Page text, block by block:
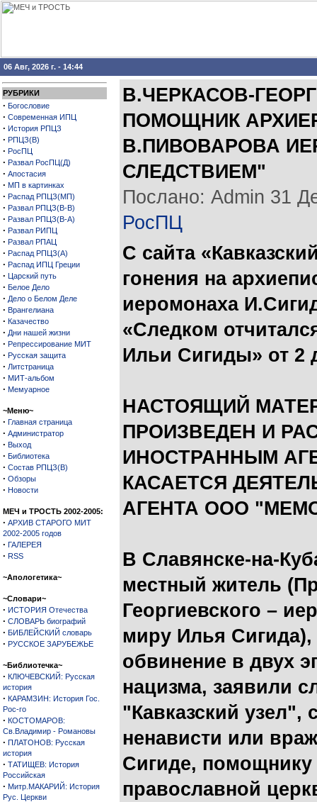
06 Авг, 2026 г. - 14:44
РУБРИКИ
· Богословие
· Современная ИПЦ
· История РПЦЗ
· РПЦЗ(В)
· РосПЦ
· Развал РосПЦ(Д)
· Апостасия
· МП в картинках
· Распад РПЦЗ(МП)
· Развал РПЦЗ(В-В)
· Развал РПЦЗ(В-А)
· Развал РИПЦ
· Развал РПАЦ
· Распад РПЦЗ(А)
· Распад ИПЦ Греции
· Царский путь
· Белое Дело
· Дело о Белом Деле
· Врангелиана
· Казачество
· Дни нашей жизни
· Репрессирование МИТ
· Русская защита
· Литстраница
· МИТ-альбом
· Мемуарное
~Меню~
· Главная страница
· Администратор
· Выход
· Библиотека
· Состав РПЦЗ(В)
· Обзоры
· Новости
МЕЧ и ТРОСТЬ 2002-2005:
· АРХИВ СТАРОГО МИТ
2002-2005 годов
· ГАЛЕРЕЯ
· RSS
~Апологетика~
~Словари~
· ИСТОРИЯ Отечества
· СЛОВАРЬ биографий
· БИБЛЕЙСКИЙ словарь
· РУССКОЕ ЗАРУБЕЖЬЕ
~Библиотечка~
· КЛЮЧЕВСКИЙ: Русская
история
· КАРАМЗИН: История Гос.
Рос-го
· КОСТОМАРОВ:
Св.Владимир - Романовы
· ПЛАТОНОВ: Русская
история
· ТАТИЩЕВ: История
Российская
· Митр.МАКАРИЙ: История
Рус. Церкви
В.ЧЕРКАСОВ-
ПОМОЩНИК
В.ПИВОВАРОВА
СЛЕДСТВИЕМ"
Послано: Admin 31
РосПЦ
С сайта
гонения на
иеромонаха
«Следком
Ильи Сигиды» от 2
НАСТОЯЩИЙ
ПРОИЗВЕДЕН И
ИНОСТРАННЫМ
КАСАЕТСЯ
АГЕНТА ООО
В Славянске-на-
местный житель
Георгиевского –
миру Илья
обвинение в двух
нацизма, заявили
"Кавказский узел",
ненависти или
Сигиде, помощнику
православной